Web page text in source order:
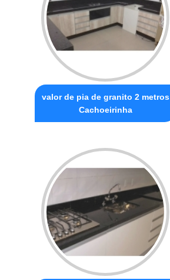
valor de pia de granito 2 metros
Cachoeirinha